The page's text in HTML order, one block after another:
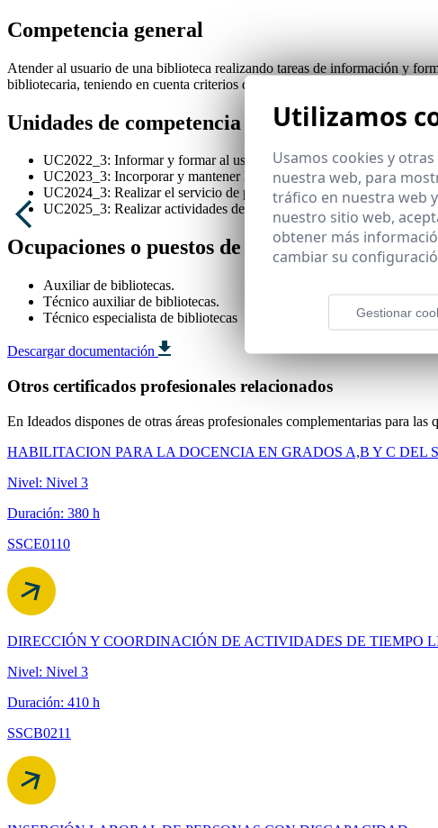
Competencia general
Atender al usuario de una biblioteca realizando tareas de información y
bibliotecaria, teniendo en cuenta criterios de calidad.
Unidades de competencia
UC2022_3: Informar y formar al usuario de la biblioteca
UC2023_3: Incorporar y mantener los fondos de la colección de la
UC2024_3: Realizar el servicio de préstamo bibliotecario.
UC2025_3: Realizar actividades de extensión cultural y bibliotecaria.
Ocupaciones o puestos de trabajo relacionados
Auxiliar de bibliotecas.
Técnico auxiliar de bibliotecas.
Técnico especialista de bibliotecas
Descargar documentación
Otros certificados profesionales relacionados
En Ideados dispones de otras áreas profesionales complementarias para
HABILITACION PARA LA DOCENCIA EN GRADOS A,B Y C DEL
Nivel: Nivel 3
Duración: 380 h
SSCE0110
DIRECCIÓN Y COORDINACIÓN DE ACTIVIDADES DE TIEMPO
Nivel: Nivel 3
Duración: 410 h
SSCB0211
Utilizamos
Usamos cookies y
nuestra web, para
tráfico en nuestra web
nuestro sitio web,
obtener más
cambiar su
Gestionar